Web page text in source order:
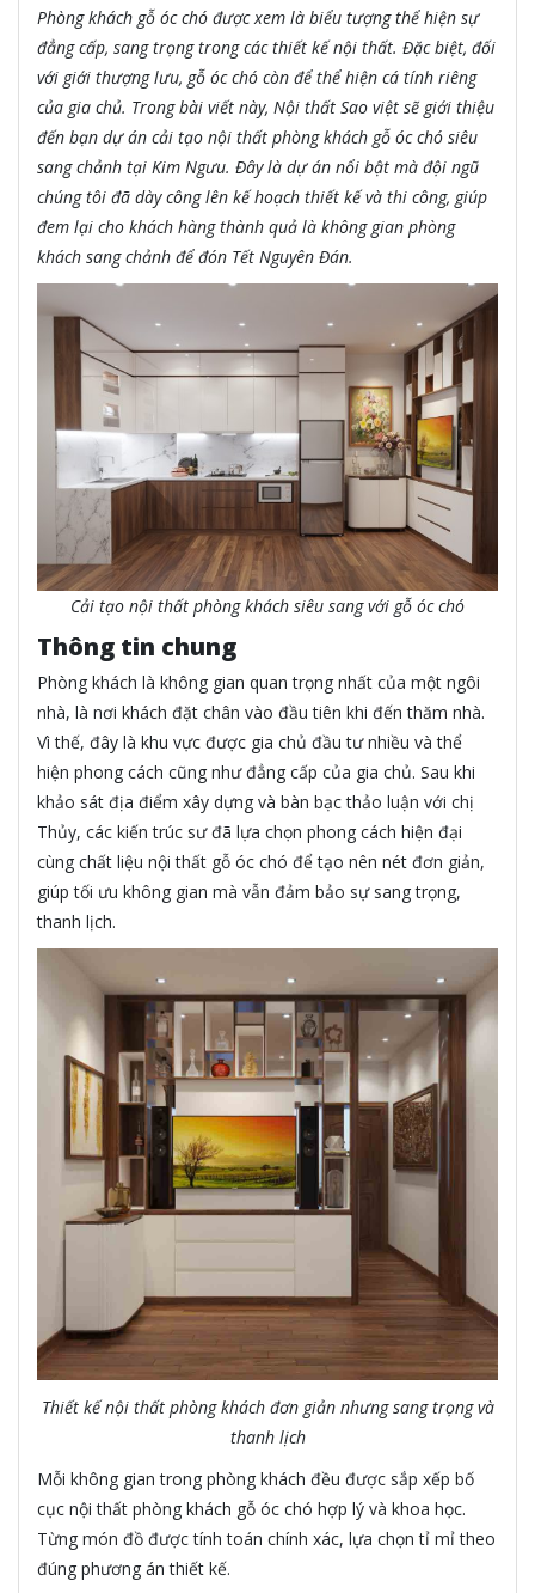
Phòng khách gỗ óc chó được xem là biểu tượng thể hiện sự
đẳng cấp, sang trọng trong các thiết kế nội thất. Đặc biệt, đối
với giới thượng lưu, gỗ óc chó còn để thể hiện cá tính riêng
của gia chủ. Trong bài viết này, Nội thất Sao việt sẽ giới thiệu
đến bạn dự án cải tạo nội thất phòng khách gỗ óc chó siêu
sang chảnh tại Kim Ngưu. Đây là dự án nổi bật mà đội ngũ
chúng tôi đã dày công lên kế hoạch thiết kế và thi công, giúp
đem lại cho khách hàng thành quả là không gian phòng
khách sang chảnh để đón Tết Nguyên Đán.
Cải tạo nội thất phòng khách siêu sang với gỗ óc chó
Thông tin chung
Phòng khách là không gian quan trọng nhất của một ngôi
nhà, là nơi khách đặt chân vào đầu tiên khi đến thăm nhà.
Vì thế, đây là khu vực được gia chủ đầu tư nhiều và thể
hiện phong cách cũng như đẳng cấp của gia chủ. Sau khi
khảo sát địa điểm xây dựng và bàn bạc thảo luận với chị
Thủy, các kiến trúc sư đã lựa chọn phong cách hiện đại
cùng chất liệu nội thất gỗ óc chó để tạo nên nét đơn giản,
giúp tối ưu không gian mà vẫn đảm bảo sự sang trọng,
thanh lịch.
Thiết kế nội thất phòng khách đơn giản nhưng sang trọng và
thanh lịch
Mỗi không gian trong phòng khách đều được sắp xếp bố
cục nội thất phòng khách gỗ óc chó hợp lý và khoa học.
Từng món đồ được tính toán chính xác, lựa chọn tỉ mỉ theo
đúng phương án thiết kế.